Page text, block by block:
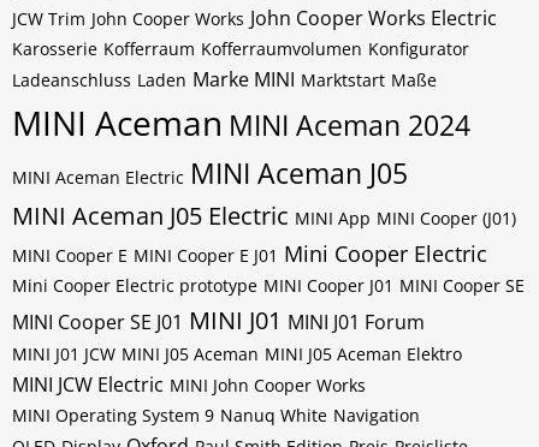
JCW Trim John Cooper Works John Cooper Works Electric
Karosserie Kofferraum Kofferraumvolumen Konfigurator
Ladeanschluss Laden Marke MINI Marktstart Maße
MINI Aceman MINI Aceman 2024
MINI Aceman Electric MINI Aceman J05
MINI Aceman J05 Electric MINI App MINI Cooper (J01)
MINI Cooper E MINI Cooper E J01 Mini Cooper Electric
Mini Cooper Electric prototype MINI Cooper J01 MINI Cooper SE
MINI Cooper SE J01 MINI J01 MINI J01 Forum
MINI J01 JCW MINI J05 Aceman MINI J05 Aceman Elektro
MINI JCW Electric MINI John Cooper Works
MINI Operating System 9 Nanuq White Navigation